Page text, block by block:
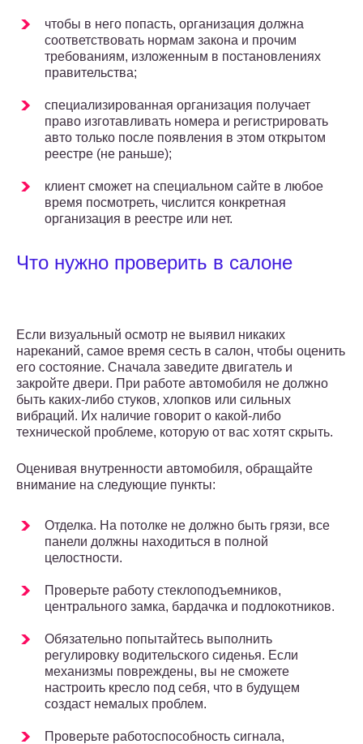
чтобы в него попасть, организация должна
соответствовать нормам закона и прочим
требованиям, изложенным в постановлениях
правительства;
специализированная организация получает
право изготавливать номера и регистрировать
авто только после появления в этом открытом
реестре (не раньше);
клиент сможет на специальном сайте в любое
время посмотреть, числится конкретная
организация в реестре или нет.
Что нужно проверить в салоне
Если визуальный осмотр не выявил никаких
нареканий, самое время сесть в салон, чтобы оценить
его состояние. Сначала заведите двигатель и
закройте двери. При работе автомобиля не должно
быть каких-либо стуков, хлопков или сильных
вибраций. Их наличие говорит о какой-либо
технической проблеме, которую от вас хотят скрыть.
Оценивая внутренности автомобиля, обращайте
внимание на следующие пункты:
Отделка. На потолке не должно быть грязи, все
панели должны находиться в полной
целостности.
Проверьте работу стеклоподъемников,
центрального замка, бардачка и подлокотников.
Обязательно попытайтесь выполнить
регулировку водительского сиденья. Если
механизмы повреждены, вы не сможете
настроить кресло под себя, что в будущем
создаст немалых проблем.
Проверьте работоспособность сигнала,